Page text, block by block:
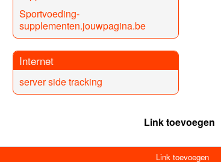
Sportvoeding-
supplementen.jouwpagina.be
Internet
server side tracking
Link toevoegen
Link toevoegen